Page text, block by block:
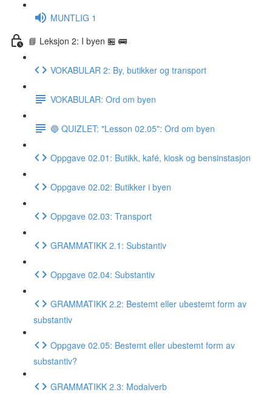
MUNTLIG 1
📘 Leksjon 2: I byen 🏪 🚌
VOKABULAR 2: By, butikker og transport
VOKABULAR: Ord om byen
🔵 QUIZLET: "Lesson 02.05": Ord om byen
Oppgave 02.01: Butikk, kafé, kiosk og bensinstasjon
Oppgave 02.02: Butikker i byen
Oppgave 02.03: Transport
GRAMMATIKK 2.1: Substantiv
Oppgave 02.04: Substantiv
GRAMMATIKK 2.2: Bestemt eller ubestemt form av
substantiv
Oppgave 02.05: Bestemt eller ubestemt form av
substantiv?
GRAMMATIKK 2.3: Modalverb